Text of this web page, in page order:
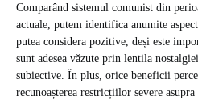
Comparând sistemul comunist din
actuale, putem identifica anumite
putea considera pozitive, deși este
sunt adesea văzute prin lentila
subiective. În plus, orice beneficii
recunoașterea restricțiilor severe